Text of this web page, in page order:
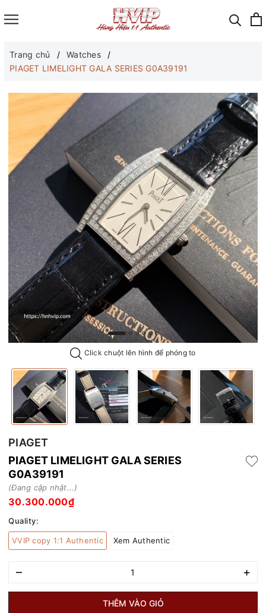
Trang chủ
Watches
PIAGET LIMELIGHT GALA SERIES G0A39191
Click chuột lên hình để phóng to
PIAGET
PIAGET LIMELIGHT GALA SERIES
G0A39191
(Đang cập nhật...)
30.300.000₫
Quality:
VVIP copy 1:1 Authentic Xem Authentic
– +
THÊM VÀO GIỎ